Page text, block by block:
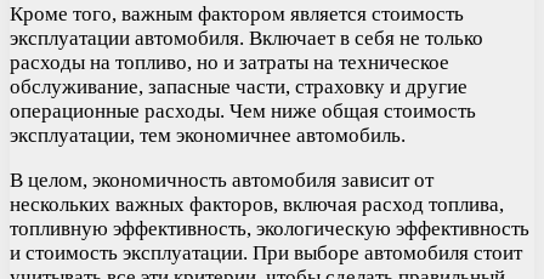
Кроме того, важным фактором является стоимость
эксплуатации автомобиля. Включает в себя не только
расходы на топливо, но и затраты на техническое
обслуживание, запасные части, страховку и другие
операционные расходы. Чем ниже общая стоимость
эксплуатации, тем экономичнее автомобиль.
В целом, экономичность автомобиля зависит от
нескольких важных факторов, включая расход топлива,
топливную эффективность, экологическую эффективность
и стоимость эксплуатации. При выборе автомобиля стоит